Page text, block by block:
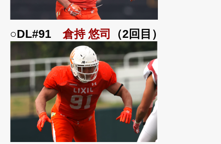
○DL#91 倉持 悠司 （2回目）